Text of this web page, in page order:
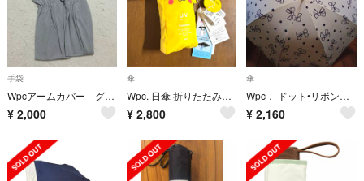
手袋
Wpcアームカバー グレー
¥ 2,000
傘
Wpc. 日傘 折りたたみ傘 ポケモン ピカチュウ 遮光 ミニ 晴雨兼用傘
¥ 2,800
傘
Wpc． ドット•リボン柄 長傘
¥ 2,160